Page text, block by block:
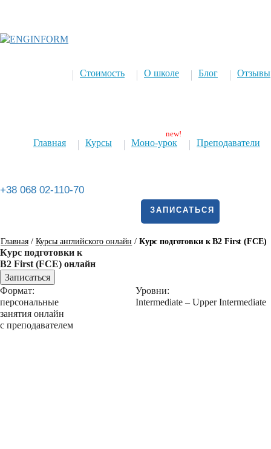
Отзывы
Блог
О школе
Стоимость
Преподаватели
Моно-урок
Курсы
Главная
+38 068 02-110-70
ЗАПИСАТЬСЯ
Главная / Курсы английского онлайн / Курс подготовки к B2 First (FCE)
Курс подготовки к
B2 First (FCE) онлайн
Записаться
Формат:
персональные
занятия онлайн
с преподавателем
Уровни:
Intermediate – Upper Intermediate